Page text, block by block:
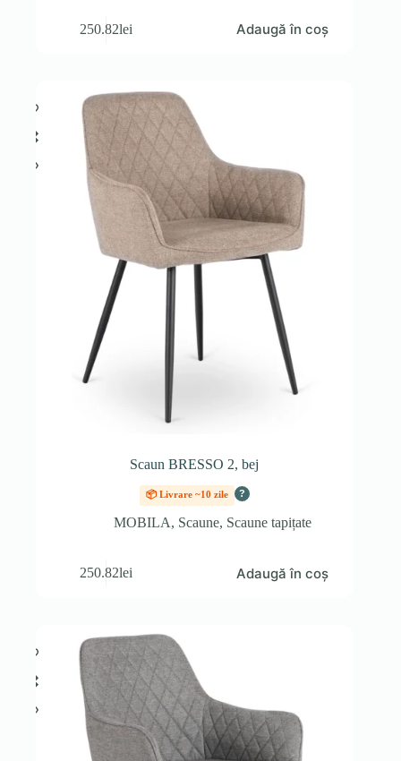
250.82lei Adaugă în coș
Scaun BRESSO 2, bej
📦 Livrare ~10 zile ?
MOBILA, Scaune, Scaune tapițate
250.82lei Adaugă în coș